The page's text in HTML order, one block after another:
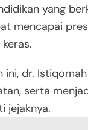
yang
mencapai
ini, dr.
serta
jejaknya.